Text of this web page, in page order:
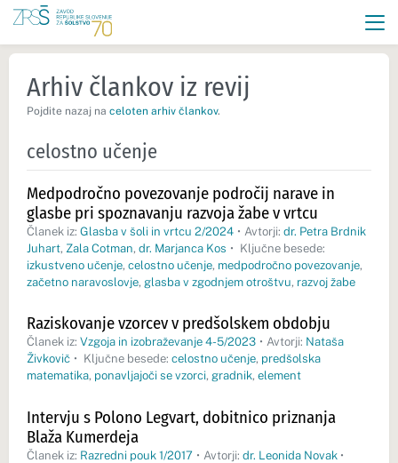
Arhiv člankov iz revij
Pojdite nazaj na celoten arhiv člankov.
celostno učenje
Medpodročno povezovanje področij narave in
glasbe pri spoznavanju razvoja žabe v vrtcu
Članek iz: Glasba v šoli in vrtcu 2/2024 • Avtorji: dr. Petra Brdnik
Juhart, Zala Cotman, dr. Marjanca Kos • Ključne besede:
izkustveno učenje, celostno učenje, medpodročno povezovanje,
začetno naravoslovje, glasba v zgodnjem otroštvu, razvoj žabe
Raziskovanje vzorcev v predšolskem obdobju
Članek iz: Vzgoja in izobraževanje 4-5/2023 • Avtorji: Nataša
Živkovič • Ključne besede: celostno učenje, predšolska
matematika, ponavljajoči se vzorci, gradnik, element
Intervju s Polono Legvart, dobitnico priznanja
Blaža Kumerdeja
Članek iz: Razredni pouk 1/2017 • Avtorji: dr. Leonida Novak •